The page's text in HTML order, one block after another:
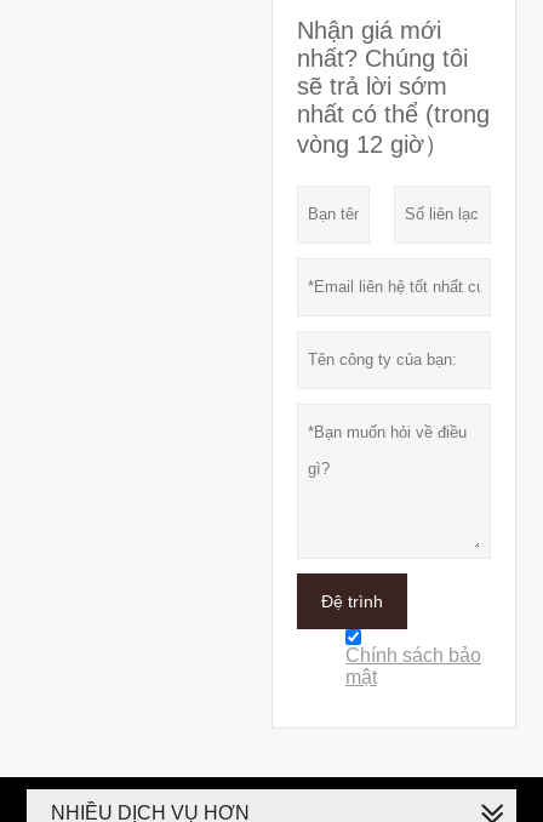
Nhận giá mới
nhất? Chúng tôi
sẽ trả lời sớm
nhất có thể (trong
vòng 12 giờ）
Đệ trình
Chính sách bảo
mật
NHIỀU DỊCH VỤ HƠN